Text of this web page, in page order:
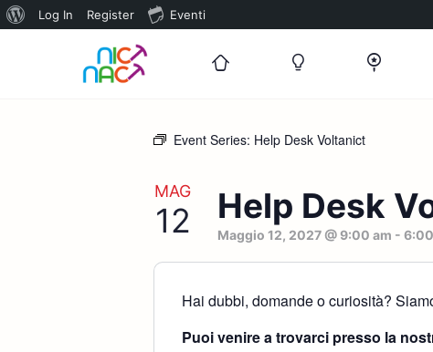
Informazioni
WordPress
Log In Register Eventi
Event Series: Help Desk Voltanict
MAG
12 Help Desk
Maggio 12, 2027 @ 9:00 am -
Hai dubbi, domande o curiosità?
Puoi venire a trovarci presso la